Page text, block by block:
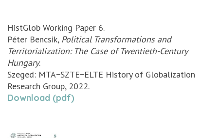
HistGlob Working Paper 6.
Péter Bencsik, Political Transformations and
Territorialization: The Case of Twentieth-Century
Hungary.
Szeged: MTA−SZTE−ELTE History of Globalization
Research Group, 2022.
Download (pdf)